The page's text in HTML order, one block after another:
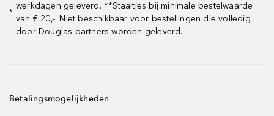
*
werkdagen geleverd. **Staaltjes bij minimale bestelwaarde
van € 20,-. Niet beschikbaar voor bestellingen die volledig
door Douglas-partners worden geleverd.
Betalingsmogelijkheden